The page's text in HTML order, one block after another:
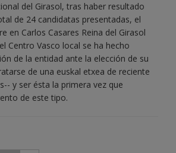
del Girasol, tras haber resultado
de 24 candidatas presentadas, el
en Carlos Casares Reina del Girasol
Centro Vasco local se ha hecho
de la entidad ante la elección de su
de una euskal etxea de reciente
y ser ésta la primera vez que
de este tipo.